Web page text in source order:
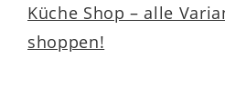
Küche Shop – alle
shoppen!